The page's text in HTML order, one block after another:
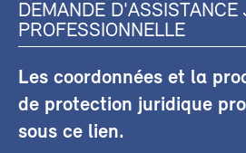
DEMANDE D'ASSISTANCE
PROFESSIONNELLE
Les coordonnées et la
de protection juridique
sous ce lien.